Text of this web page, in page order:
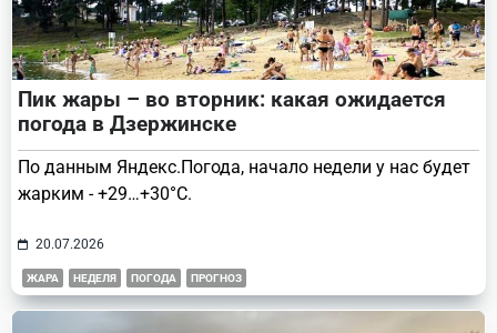
Пик жары – во вторник: какая ожидается
погода в Дзержинске
По данным Яндекс.Погода, начало недели у нас будет
жарким - +29…+30°С.
20.07.2026
ЖАРА НЕДЕЛЯ ПОГОДА ПРОГНОЗ